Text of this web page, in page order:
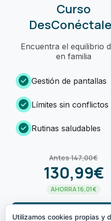
Curso
Encuentra el equilibrio
en familia
check_circle Gestión de pantallas
check_circle Límites sin conflictos
check_circle Rutinas saludables
Antes 147,00€
130,99€
AHORRA 16,01€
¡LO QUIERO!arrow_forward
Utilizamos cookies propias y